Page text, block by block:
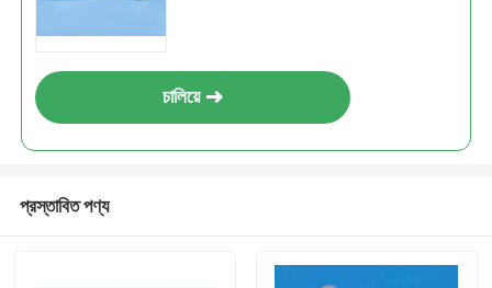
চালিয়ে
প্রস্তাবিত পণ্য